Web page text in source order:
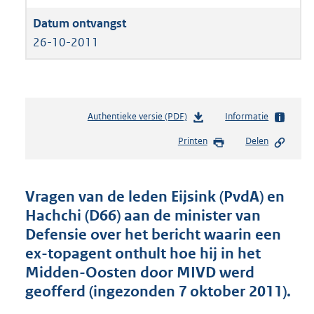
26-10-2011
Authentieke versie (PDF)b
s
d
s
g
r
o
Informatie
Printen Delen
Vragen van de leden Eijsink (PvdA) en
Hachchi (D66) aan de minister van
Defensie over het bericht waarin een
ex-topagent onthult hoe hij in het
Midden-Oosten door MIVD werd
geofferd (ingezonden 7 oktober 2011).